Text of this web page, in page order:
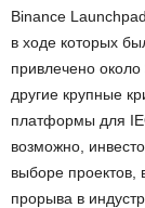
Binance
в ходе которых
привлечено
другие крупные
платформы для
возможно,
выборе проектов,
прорыва в